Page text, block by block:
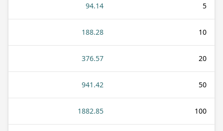
5
94.14
10
188.28
20
376.57
50
941.42
100
1882.85